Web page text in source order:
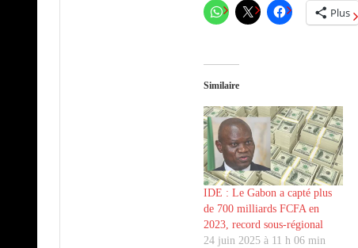
Plus
Similaire
IDE : Le Gabon a capté plus
de 700 milliards FCFA en
2023, record sous-régional
24 juin 2025 à 11 h 06 min